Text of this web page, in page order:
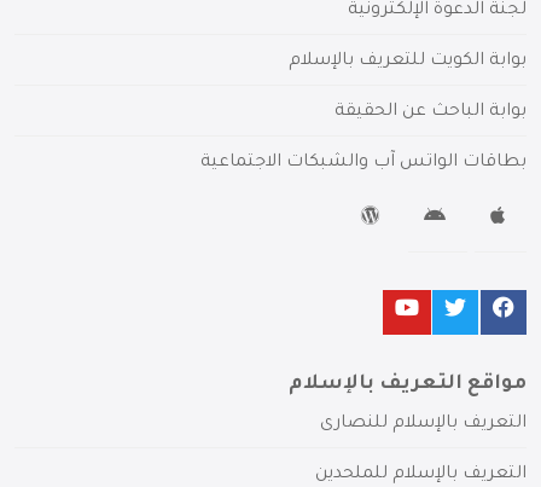
لجنة الدعوة الإلكترونية
بوابة الكويت للتعريف بالإسلام
بوابة الباحث عن الحقيقة
بطاقات الواتس آب والشبكات الاجتماعية
مواقع التعريف بالإسلام
التعريف بالإسلام للنصارى
التعريف بالإسلام للملحدين